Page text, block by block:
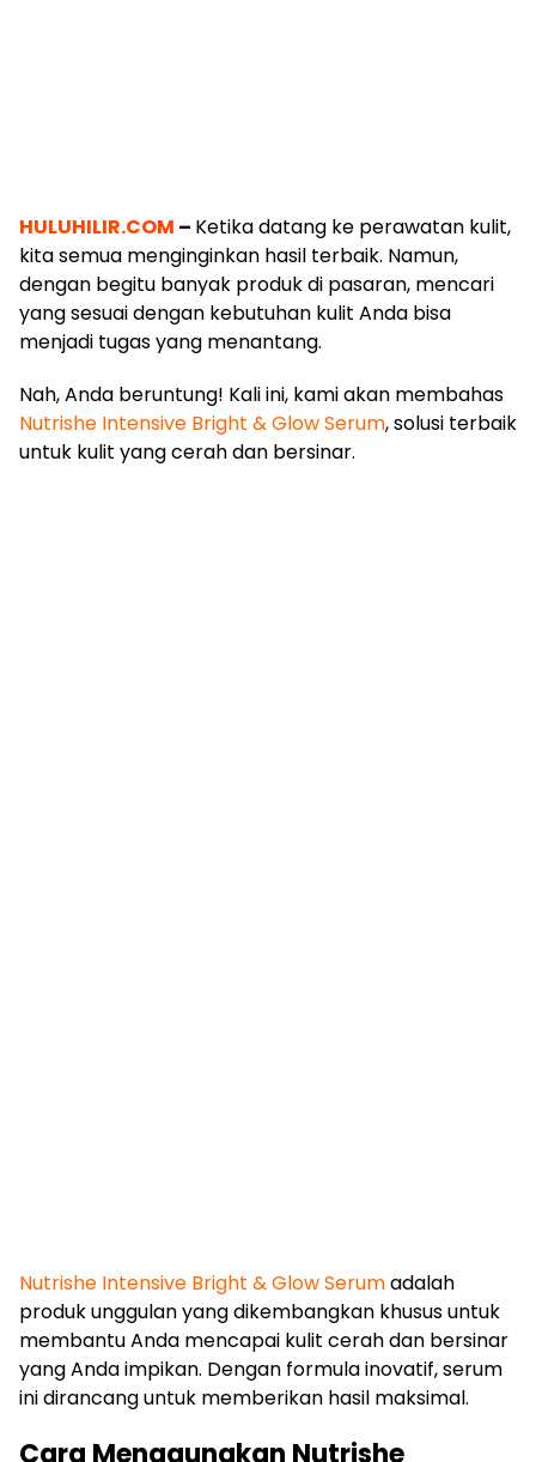
HULUHILIR.COM – Ketika datang ke perawatan kulit,
kita semua menginginkan hasil terbaik. Namun,
dengan begitu banyak produk di pasaran, mencari
yang sesuai dengan kebutuhan kulit Anda bisa
menjadi tugas yang menantang.
Nah, Anda beruntung! Kali ini, kami akan membahas
Nutrishe Intensive Bright & Glow Serum, solusi terbaik
untuk kulit yang cerah dan bersinar.
Nutrishe Intensive Bright & Glow Serumadalah
produk unggulan yang dikembangkan khusus untuk
membantu Anda mencapai kulit cerah dan bersinar
yang Anda impikan. Dengan formula inovatif, serum
ini dirancang untuk memberikan hasil maksimal.
Cara Menggunakan Nutrishe